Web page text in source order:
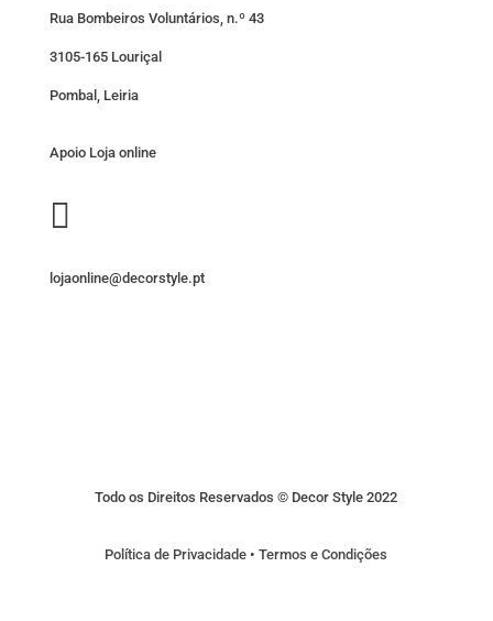
Rua Bombeiros Voluntários, n.º 43
3105-165 Louriçal
Pombal, Leiria
Apoio Loja online

lojaonline@decorstyle.pt
Todo os Direitos Reservados © Decor Style 2022
Política de Privacidade •Termos e Condições